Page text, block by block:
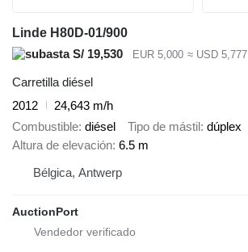
Linde H80D-01/900
S/ 19,530
EUR 5,000 ≈ USD 5,777
Carretilla diésel
2012
24,643 m/h
Combustible diésel Tipo de mástil dúplex
Altura de elevación 6.5 m
Bélgica, Antwerp
AuctionPort